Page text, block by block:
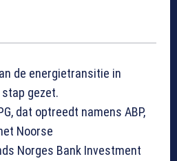
de energietransitie in
gezet.
dat optreedt namens ABP,
Noorse
Norges Bank Investment